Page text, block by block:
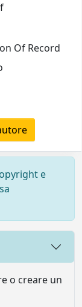
Of Record
e
o creare un